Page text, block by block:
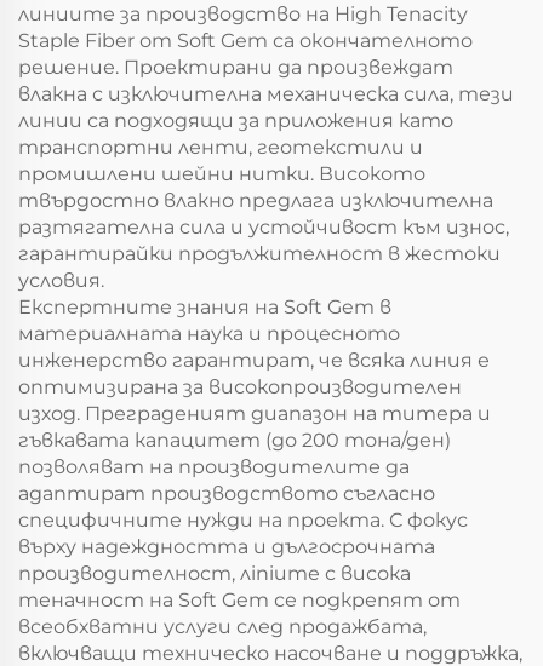
линиите за производство на High Tenacity
Staple Fiber от Soft Gem са окончателното
решение. Проектирани да произвеждат
влакна с изключителна механическа сила, тези
линии са подходящи за приложения като
транспортни ленти, геотекстили и
промишлени шейни нитки. Високото
твърдостно влакно предлага изключителна
разтягателна сила и устойчивост към износ,
гарантирайки продължителност в жестоки
условия.
Експертните знания на Soft Gem в
материалната наука и процесното
инженерство гарантират, че всяка линия е
оптимизирана за високопроизводителен
изход. Преграденият диапазон на титера и
гъвкавата капацитет (до 200 тона/ден)
позволяват на производителите да
адаптират производството съгласно
специфичните нужди на проекта. С фокус
върху надеждността и дългосрочната
производителност, лiniите с висока
теначност на Soft Gem се подкрепят от
всеобхватни услуги след продажбата,
включващи техническо насочване и поддръжка,